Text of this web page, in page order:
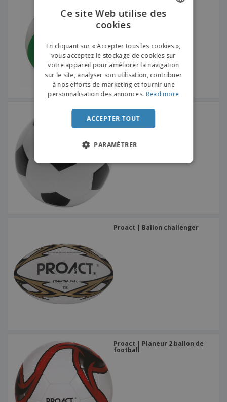
foot anti-stress
Proact | Ballon challenger
Proact | Planeur 2 ballon de
football
DUTCH
PORTUGUESE
SPANISH
ITALIAN
Ce site Web utilise des
cookies
En cliquant sur « Accepter tous les cookies »,
vous acceptez le stockage de cookies sur
votre appareil pour améliorer la navigation
sur le site, analyser son utilisation, contribuer
à nos efforts de marketing et fournir une
personnalisation des annonces. Read more
ACCEPTER TOUT
PARAMÉTRER